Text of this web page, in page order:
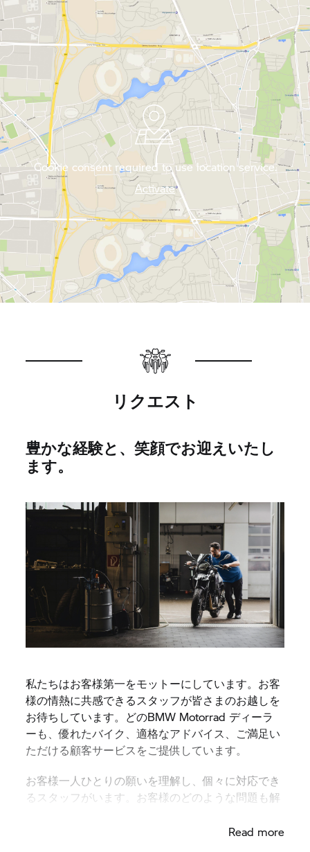
Cookie consent required to use location service.
Activate
リクエスト
豊かな経験と、笑顔でお迎えいたし
ます。
私たちはお客様第一をモットーにしています。お客
様の情熱に共感できるスタッフが皆さまのお越しを
お待ちしています。どのBMW Motorrad ディーラ
ーも、優れたバイク、適格なアドバイス、ご満足い
ただける顧客サービスをご提供しています。
お客様一人ひとりの願いを理解し、個々に対応でき
るスタッフがいます。お客様のどのような問題も解
Read more